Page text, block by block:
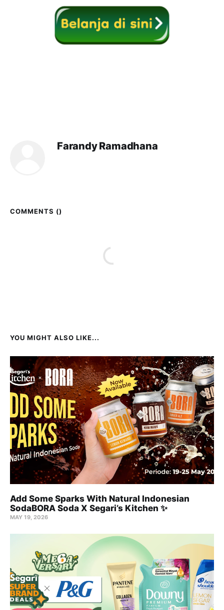
Farandy Ramadhana
COMMENTS ()
YOU MIGHT ALSO LIKE...
Add Some Sparks With Natural Indonesian
SodaBORA Soda X Segari’s Kitchen ✨
MAY 19, 2026